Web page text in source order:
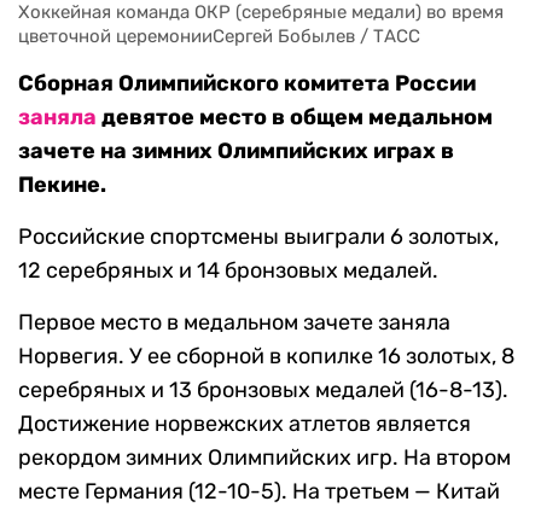
Хоккейная команда ОКР (серебряные медали) во время
цветочной церемонииСергей Бобылев / ТАСС
Сборная Олимпийского комитета России
заняла девятое место в общем медальном
зачете на зимних Олимпийских играх в
Пекине.
Российские спортсмены выиграли 6 золотых,
12 серебряных и 14 бронзовых медалей.
Первое место в медальном зачете заняла
Норвегия. У ее сборной в копилке 16 золотых, 8
серебряных и 13 бронзовых медалей (16-8-13).
Достижение норвежских атлетов является
рекордом зимних Олимпийских игр. На втором
месте Германия (12-10-5). На третьем — Китай